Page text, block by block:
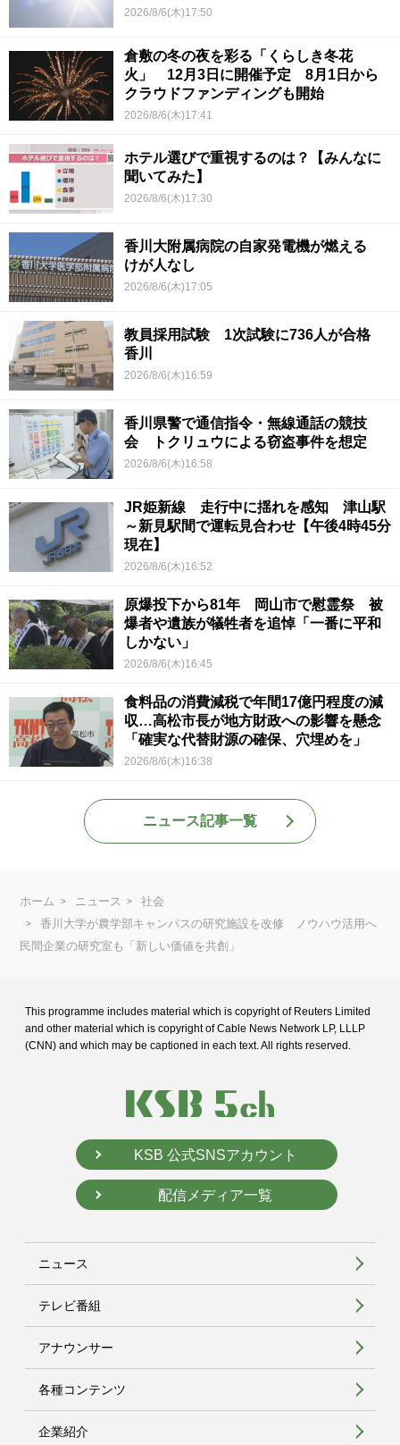
2026/8/6(木)17:50
倉敷の冬の夜を彩る「くらしき冬花
火」 12月3日に開催予定 8月1日から
クラウドファンディングも開始
2026/8/6(木)17:41
ホテル選びで重視するのは？【みんなに
聞いてみた】
2026/8/6(木)17:30
香川大附属病院の自家発電機が燃える
けが人なし
2026/8/6(木)17:05
教員採用試験 1次試験に736人が合格
香川
2026/8/6(木)16:59
香川県警で通信指令・無線通話の競技
会 トクリュウによる窃盗事件を想定
2026/8/6(木)16:58
JR姫新線 走行中に揺れを感知 津山駅
～新見駅間で運転見合わせ【午後4時45分
現在】
2026/8/6(木)16:52
原爆投下から81年 岡山市で慰霊祭 被
爆者や遺族が犠牲者を追悼「一番に平和
しかない」
2026/8/6(木)16:45
食料品の消費減税で年間17億円程度の減
収…高松市長が地方財政への影響を懸念
「確実な代替財源の確保、穴埋めを」
2026/8/6(木)16:38
ニュース記事一覧
ホーム ニュース
社会
香川大学が農学部キャンパスの研究施設を改修 ノウハウ活用へ
民間企業の研究室も「新しい価値を共創」
This programme includes material which is copyright of Reuters Limited
and other material which is copyright of Cable News Network LP, LLLP
(CNN) and which may be captioned in each text. All rights reserved.
KSB 公式SNSアカウント
配信メディア一覧
ニュース
テレビ番組
アナウンサー
各種コンテンツ
企業紹介